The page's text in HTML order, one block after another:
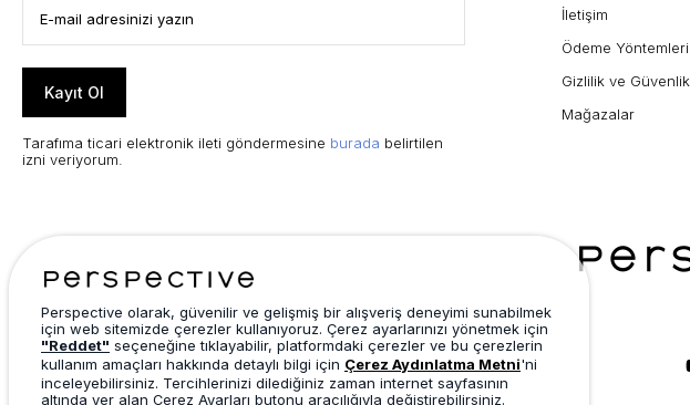
Kayıt Ol
Tarafıma ticari elektronik ileti göndermesine burada belirtilen
izni veriyorum.
İletişim
Ödeme Yöntemleri
Gizlilik ve Güvenlik
Mağazalar
Perspective olarak, güvenilir ve gelişmiş bir alışveriş deneyimi sunabilmek
için web sitemizde çerezler kullanıyoruz. Çerez ayarlarınızı yönetmek için
"Reddet" seçeneğine tıklayabilir, platformdaki çerezler ve bu çerezlerin
kullanım amaçları hakkında detaylı bilgi için Çerez Aydınlatma Metni'ni
inceleyebilirsiniz. Tercihlerinizi dilediğiniz zaman internet sayfasının
altında yer alan Çerez Ayarları butonu aracılığıyla değiştirebilirsiniz.